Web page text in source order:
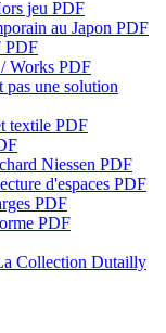
jeu PDF
au Japon PDF
PDF
Works PDF
pas une solution
textile PDF
Niessen PDF
d'espaces PDF
PDF
PDF
Collection Dutailly